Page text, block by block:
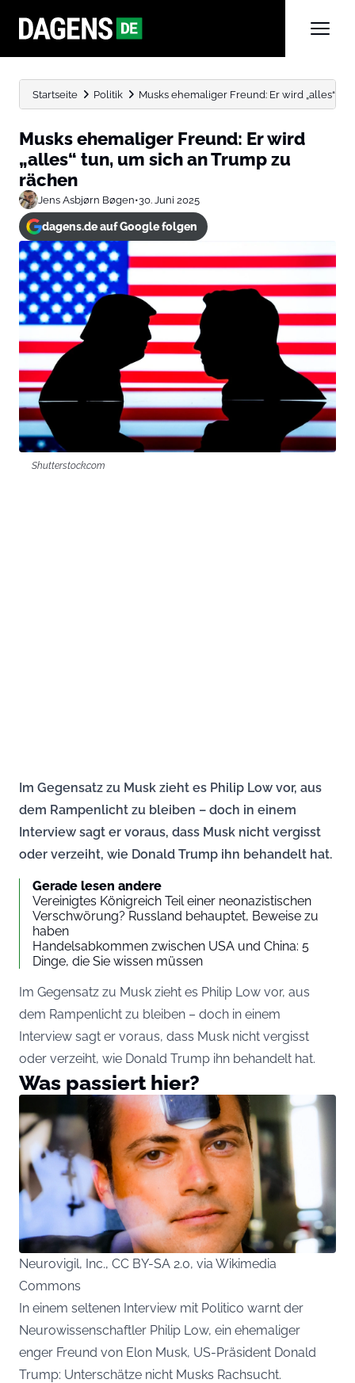
Startseite Politik Musks ehemaliger Freund: Er wird „alles“
Musks ehemaliger Freund: Er wird
„alles“ tun, um sich an Trump zu
rächen
Jens Asbjørn Bøgen•30. Juni 2025
dagens.de auf Google folgen
Shutterstock.com
Im Gegensatz zu Musk zieht es Philip Low vor, aus
dem Rampenlicht zu bleiben – doch in einem
Interview sagt er voraus, dass Musk nicht vergisst
oder verzeiht, wie Donald Trump ihn behandelt hat.
Gerade lesen andere
Vereinigtes Königreich Teil einer neonazistischen
Verschwörung? Russland behauptet, Beweise zu
haben
Handelsabkommen zwischen USA und China: 5
Dinge, die Sie wissen müssen
Im Gegensatz zu Musk zieht es Philip Low vor, aus
dem Rampenlicht zu bleiben – doch in einem
Interview sagt er voraus, dass Musk nicht vergisst
oder verzeiht, wie Donald Trump ihn behandelt hat.
Was passiert hier?
Neurovigil, Inc., CC BY-SA 2.0, via Wikimedia
Commons
In einem seltenen Interview mit Politico warnt der
Neurowissenschaftler Philip Low, ein ehemaliger
enger Freund von Elon Musk, US-Präsident Donald
Trump: Unterschätze nicht Musks Rachsucht.